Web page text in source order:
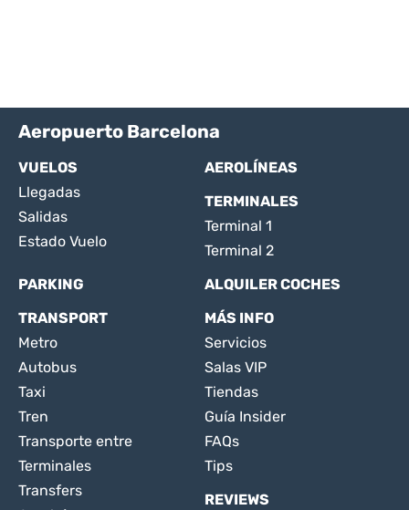
Aeropuerto Barcelona
VUELOS
Llegadas
Salidas
Estado Vuelo
AEROLÍNEAS
TERMINALES
Terminal 1
Terminal 2
PARKING
ALQUILER COCHES
TRANSPORT
Metro
Autobus
Taxi
Tren
Transporte entre
Terminales
Transfers
MÁS INFO
Servicios
Salas VIP
Tiendas
Guía Insider
FAQs
Tips
REVIEWS